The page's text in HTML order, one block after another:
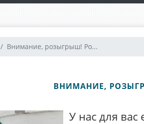
Внимание, розыгрыш! Ро...
ВНИМАНИЕ,
У нас для